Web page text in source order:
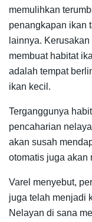
memulihkan
penangkapan ikan
lainnya.
membuat habitat
adalah tempat
ikan kecil.
Terganggunya
pencaharian
akan susah
otomatis juga akan
Varel menyebut,
juga telah menjadi
Nelayan di sana